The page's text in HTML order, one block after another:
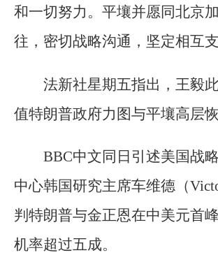
和一切努力。平壤并愿同北京
往，密切战略沟通，坚定相互支
法新社星期五指出，王毅
值特朗普政府力图与平壤高层恢
BBC中文同日引述美国战
中心韩国研究主席车维德（
判特朗普与金正恩在中美元首
机率超过五成。